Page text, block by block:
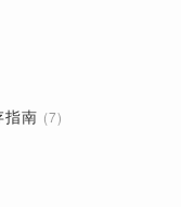
指南 7